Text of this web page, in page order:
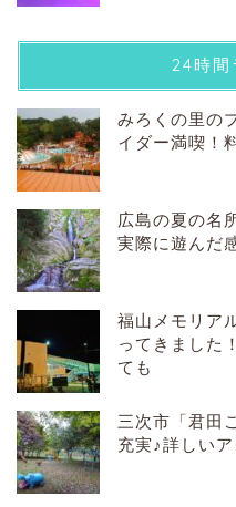
24時間
みろくの里の
イダー満喫！
広島の夏の名
実際に遊んだ
福山メモリア
ってきました
ても
三次市「君田
充実♪詳しい